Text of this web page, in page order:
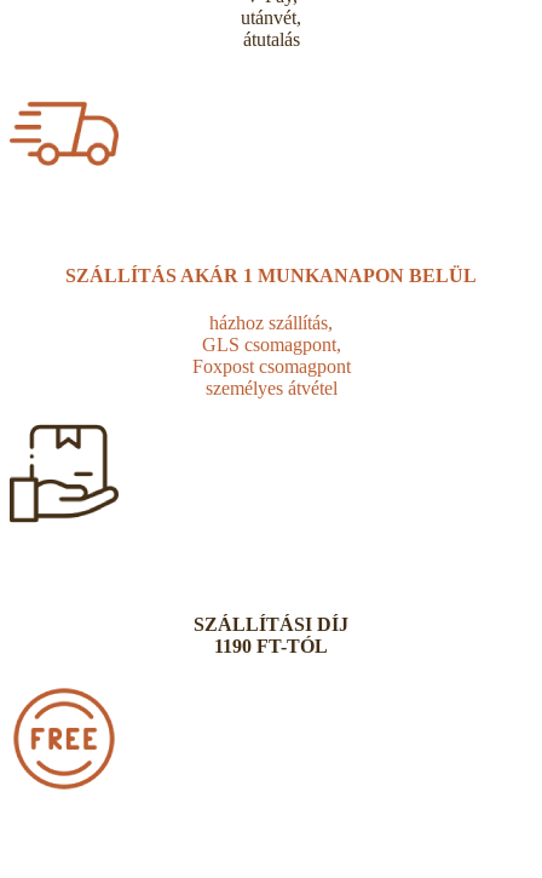
utánvét,
átutalás
SZÁLLÍTÁS AKÁR 1 MUNKANAPON BELÜL
házhoz szállítás,
GLS csomagpont,
Foxpost csomagpont
személyes átvétel
SZÁLLÍTÁSI DÍJ
1190 FT-TÓL